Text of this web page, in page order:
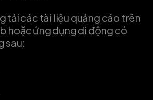
tải các tài liệu quảng cáo trên
hoặc ứng dụng di động có
sau: